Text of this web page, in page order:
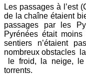
Les passages à l’est
de la chaîne étaient
passages par les
Pyrénées était
sentiers n’étaient
nombreux obstacles
le froid, la neige, le
torrents.